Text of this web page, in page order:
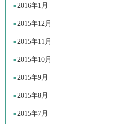
2016年1月
2015年12月
2015年11月
2015年10月
2015年9月
2015年8月
2015年7月